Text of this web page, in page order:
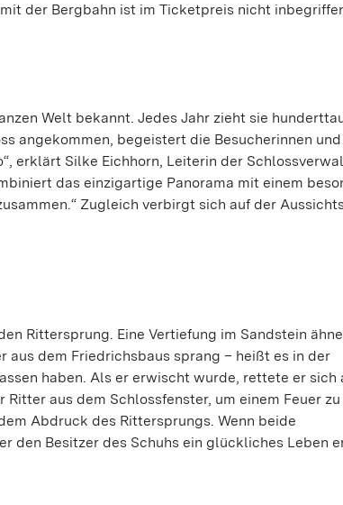
der Bergbahn ist im Ticketpreis nicht
Welt bekannt. Jedes Jahr zieht sie
angekommen, begeistert die Besucherinnen und
erklärt Silke Eichhorn, Leiterin der
das einzigartige Panorama mit einem
Zugleich verbirgt sich auf der
Rittersprung. Eine Vertiefung im Sandstein
aus dem Friedrichsbaus sprang – heißt es in der
haben. Als er erwischt wurde, rettete er sich
aus dem Schlossfenster, um einem Feuer zu
Abdruck des Rittersprungs. Wenn beide
den Besitzer des Schuhs ein glückliches Leben